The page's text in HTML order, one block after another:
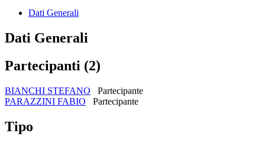
Dati Generali
Dati Generali
Partecipanti (2)
BIANCHI STEFANO
Partecipante
PARAZZINI FABIO
Partecipante
Tipo